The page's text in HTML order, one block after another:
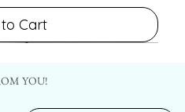
Cart
YOU!